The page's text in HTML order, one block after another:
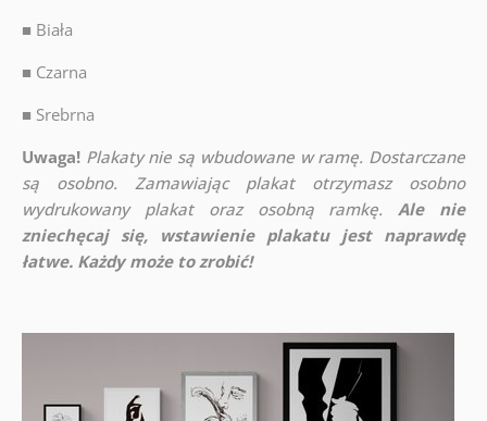
■ Biała
■ Czarna
■ Srebrna
Uwaga! Plakaty nie są wbudowane w ramę. Dostarczane
są osobno. Zamawiając plakat otrzymasz osobno
wydrukowany plakat oraz osobną ramkę.
Ale nie
zniechęcaj się, wstawienie plakatu jest naprawdę
łatwe. Każdy może to zrobić!